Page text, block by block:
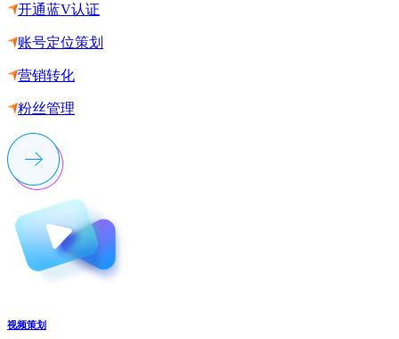
开通蓝V认证
账号定位策划
营销转化
粉丝管理
视频策划